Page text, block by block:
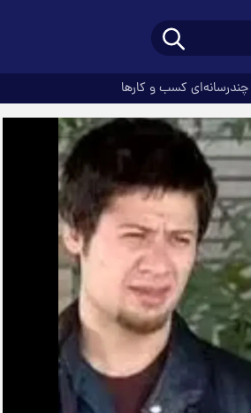
چندرسانه‌ای کسب و کارها